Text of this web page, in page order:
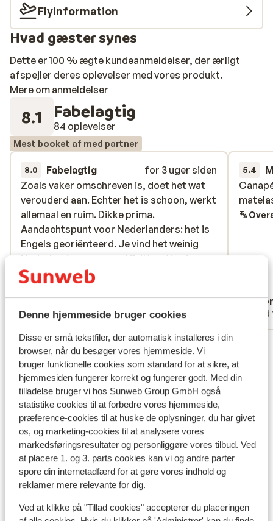
Denne hjemmeside bruger cookies
Disse er små tekstfiler, der automatisk installeres i din
browser, når du besøger vores hjemmeside. Vi
bruger funktionelle cookies som standard for at sikre, at
hjemmesiden fungerer korrekt og fungerer godt. Med din
tilladelse bruger vi hos Sunweb Group GmbH også
statistike cookies til at forbedre vores hjemmeside,
præference-cookies til at huske de oplysninger, du har givet
os, og marketing-cookies til at analysere vores
markedsføringsresultater og personliggøre vores tilbud. Ved
at placere 1. og 3. parts cookies kan vi og andre parter
spore din internetadfærd for at gøre vores indhold og
reklamer mere relevante for dig.
Ved at klikke på "Tillad cookies" accepterer du placeringen
Flyinformation
Hvad gæster synes
Dette er 100 % ægte kundeanmeldelser, der ærligt
afspejler deres oplevelser med vores produkt.
Mere om anmeldelser
8.1 Fabelagtig
84 oplevelser
Mest booket af med partner
8.0 Fabelagtig
for 3 uger siden
Zoals vaker omschreven is, doet het wat
verouderd aan. Echter het is schoon, werkt
allemaal en ruim. Dikke prima.
Aandachtspunt voor Nederlanders: het is
Engels georiënteerd. Je vind het weinig
Nederlanders en vooral Britten. Verder
niets mis mee.
Zoals vaker omschreven is, doet het wat
verouderd aan. Echter het is schoon, werkt
allemaal en ruim. Dikke prima.
Aandachtspunt voor Nederlanders: het is
Engels georiënteerd. Je vind het weinig
Nederlanders en vooral Britten. Verder
niets mis mee.
Henri
Med familie
5.4
Se alle 84 anmeldelser
Lokation
Se på kort
I området